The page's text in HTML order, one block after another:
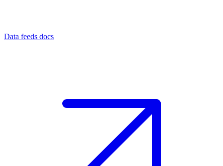
Data feeds docs